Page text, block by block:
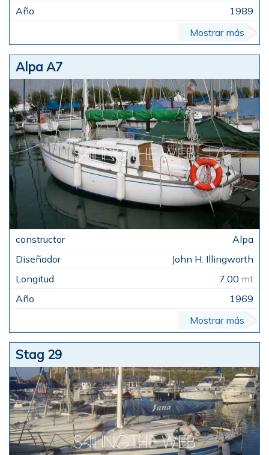
1989
Mostrar más
Alpa A7
Alpa
John H. Illingworth
7,00 mt
1969
Mostrar más
Stag 29